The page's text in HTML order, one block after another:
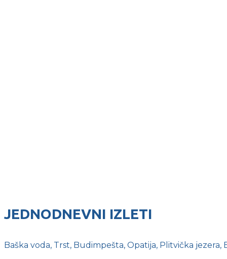
JEDNODNEVNI IZLETI
Baška voda, Trst, Budimpešta, Opatija, Plitvička jezera,